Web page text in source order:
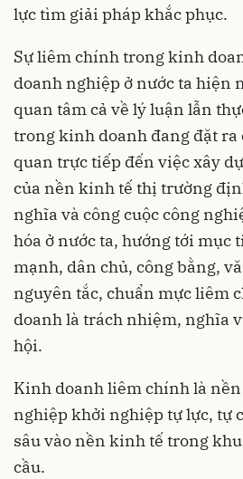
lực tìm giải pháp khắc phục.
Sự liêm chính trong kinh
doanh nghiệp ở nước ta hiện
quan tâm cả về lý luận lẫn
trong kinh doanh đang đặt ra
quan trực tiếp đến việc xây
của nền kinh tế thị trường
nghĩa và công cuộc công
hóa ở nước ta, hướng tới mục
mạnh, dân chủ, công bằng,
nguyên tắc, chuẩn mực liêm
doanh là trách nhiệm, nghĩa
hội.
Kinh doanh liêm chính là
nghiệp khởi nghiệp tự lực, tự
sâu vào nền kinh tế trong
cầu.